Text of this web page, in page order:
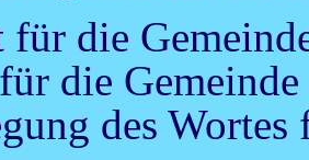
für die
die Gemeinde
des